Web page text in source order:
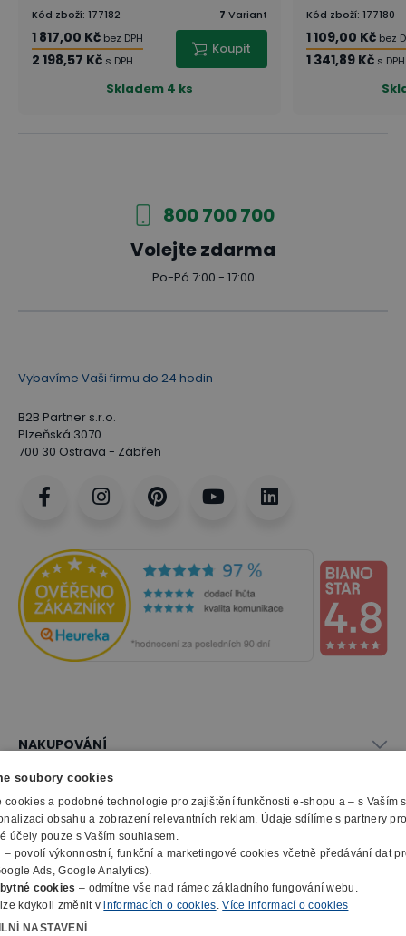
Kód zboží: 177182 7 Variant
1 817,00 Kč bez DPH
2 198,57 Kč s DPH
Koupit
Skladem 4 ks
Kód zboží: 177180
1 109,00 Kč bez
1 341,89 Kč s DPH
800 700 700
Volejte zdarma
Po-Pá 7:00 - 17:00
Vybavíme Vaši firmu do 24 hodin
B2B Partner s.r.o.
Plzeňská 3070
700 30 Ostrava - Zábřeh
NAKUPOVÁNÍ
Vše o nákupu
Obchodní podmínky
Doprava a montáž
Možnosti platby
Záruka, servis, reklamace
Ochrana osobních údajů
Informace o cookies
SLUŽBY
Naše katalogy
Reklamační formulář
Výroba kancelářského nábytku
Zpracování elektroodpadu
E-Procurement
O FIRMĚ
O nás
Kontakty
Členství v organizacích
© 2010 - 2026 B2B Partner s.r.o. - Všechna práva vyhrazena.
soubory cookies
cookies a podobné technologie pro zajištění funkčnosti e-shopu a – s Vaším
obsahu a zobrazení relevantních reklam. Údaje sdílíme s partnery
účely pouze s Vaším souhlasem.
– povolí výkonnostní, funkční a marketingové cookies včetně předávání dat
Ads, Google Analytics).
cookies – odmítne vše nad rámec základního fungování webu.
kdykoli změnit vinformacích o cookies. Více informací o cookies
NASTAVENÍ